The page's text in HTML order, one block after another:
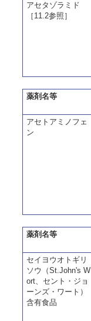
アセタゾラミド
［11.2参照］
薬剤名等
アセトアミノフェ
ン
薬剤名等
セイヨウオトギリ
ソウ（St.John's W
ort、セント・ジョ
ーンズ・ワート）
含有食品